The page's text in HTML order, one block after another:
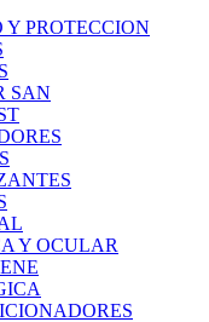
PROTECCION
SAN
Y OCULAR